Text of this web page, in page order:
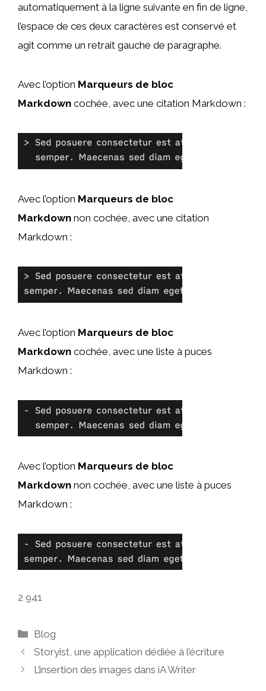
automatiquement à la ligne suivante en fin de ligne,
l’espace de ces deux caractères est conservé et
agit comme un retrait gauche de paragraphe.
Avec l’option Marqueurs de bloc
Markdown cochée, avec une citation Markdown :
Avec l’option Marqueurs de bloc
Markdown non cochée, avec une citation
Markdown :
Avec l’option Marqueurs de bloc
Markdown cochée, avec une liste à puces
Markdown :
Avec l’option Marqueurs de bloc
Markdown non cochée, avec une liste à puces
Markdown :
2 941
Catégories
Blog
Storyist, une application dédiée à l’écriture
L’insertion des images dans iA Writer